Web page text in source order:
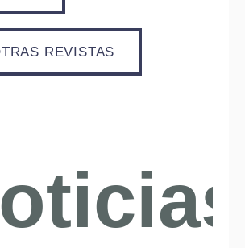
REVISTAS